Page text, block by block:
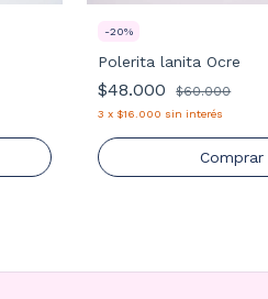
-20%
Polerita lanita Ocre
$48.000 $60.000
3 x $16.000 sin interés
Comprar